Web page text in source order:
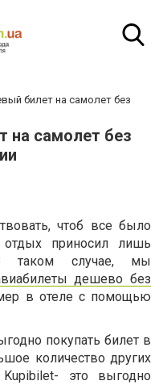
билет на самолет без
на самолет без
чтоб все было
приносил лишь
таком случае, мы
дешево без
в отеле с помощью
покупать билет в
количество других
это выгодно